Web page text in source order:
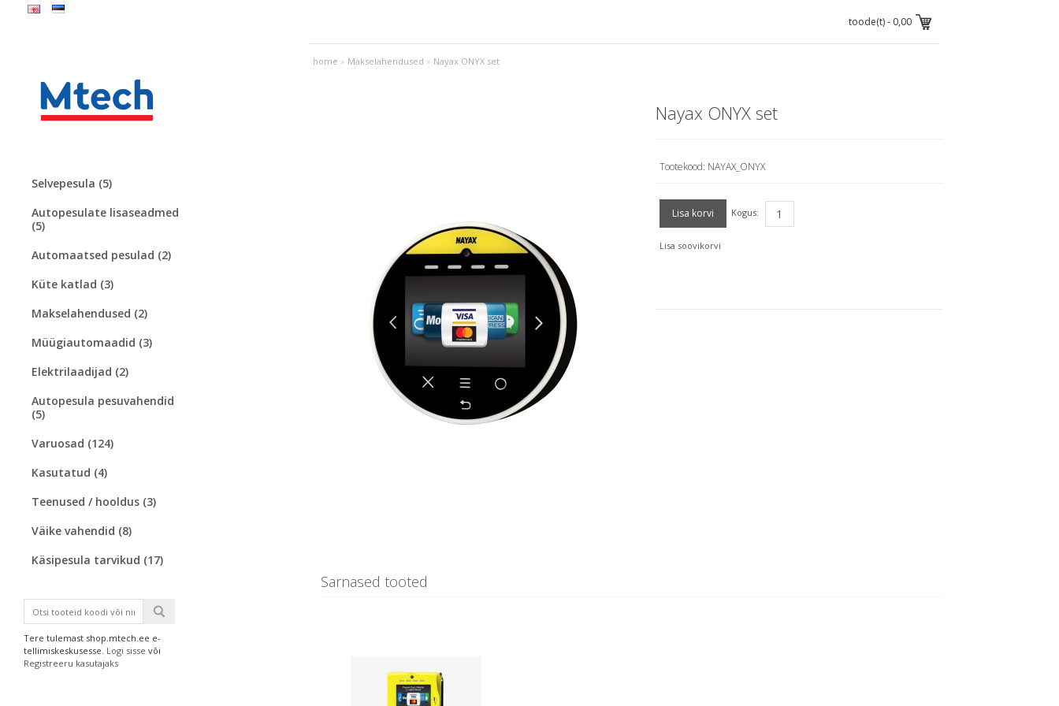
Selvepesula (5)
Autopesulate lisaseadmed
(5)
Automaatsed pesulad (2)
Küte katlad (3)
Makselahendused (2)
Müügiautomaadid (3)
Elektrilaadijad (2)
Autopesula pesuvahendid
(5)
Varuosad (124)
Kasutatud (4)
Teenused / hooldus (3)
Väike vahendid (8)
Käsipesula tarvikud (17)
Tere tulemast shop.mtech.ee e-
tellimiskeskusesse. Logi sisse või
Registreeru kasutajaks
toode(t) - 0,00
home » Makselahendused » Nayax ONYX set
Nayax ONYX set
Tootekood: NAYAX_ONYX
Kogus:
Lisa soovikorvi
Sarnased tooted